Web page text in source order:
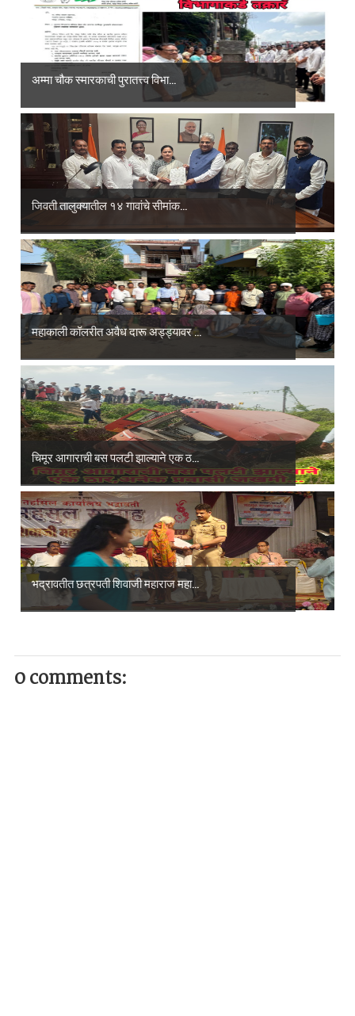
अम्मा चौक स्मारकाची पुरातत्त्व विभा...
जिवती तालुक्यातील १४ गावांचे सीमांक...
महाकाली कॉलरीत अवैध दारू अड्ड्यावर ...
चिमूर आगाराची बस पलटी झाल्याने एक ठ...
भद्रावतीत छत्रपती शिवाजी महाराज महा...
0 comments: